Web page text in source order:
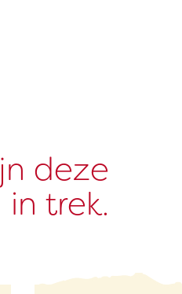
deze
trek.